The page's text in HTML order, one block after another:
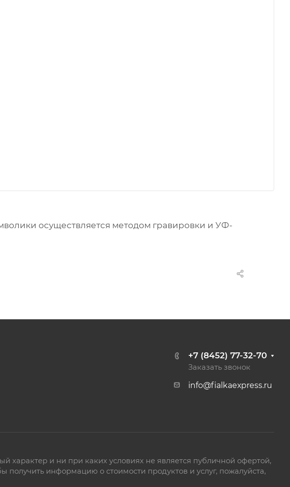
осуществляется методом гравировки и УФ-
+7 (8452) 77-32-70
Заказать звонок
info@fialkaexpress.ru
и ни при каких условиях не является публичной офертой,
информацию о стоимости продуктов и услуг, пожалуйста,